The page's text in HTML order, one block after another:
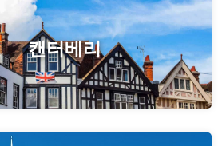
캔터베리